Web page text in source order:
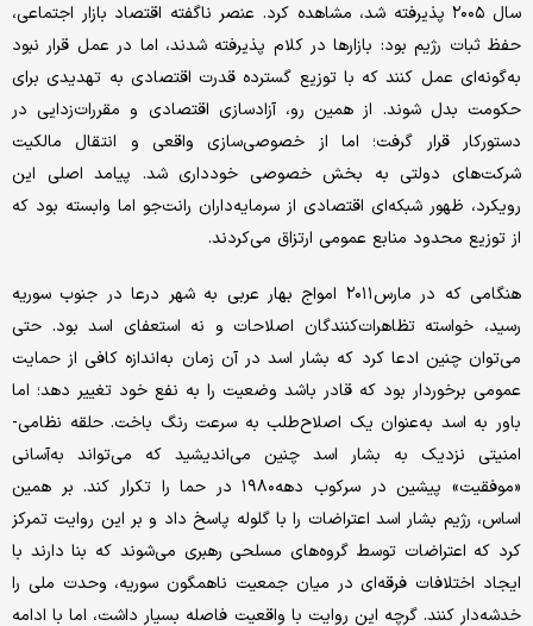
سال ۲۰۰۵ پذیرفته شد، مشاهده کرد. عنصر ناگفته اقتصاد بازار اجتماعی،
حفظ ثبات رژیم بود: بازارها در کلام پذیرفته شدند، اما در عمل قرار نبود
به‌گونه‌ای عمل کنند که با توزیع گسترده قدرت اقتصادی به تهدیدی برای
حکومت بدل شوند. از همین رو، آزادسازی اقتصادی و مقررات‌زدایی در
دستورکار قرار گرفت؛ اما از خصوصی‌سازی واقعی و انتقال مالکیت
شرکت‌های دولتی به بخش خصوصی خودداری شد. پیامد اصلی این
رویکرد، ظهور شبکه‌ای اقتصادی از سرمایه‌داران رانت‌جو اما وابسته بود که
از توزیع محدود منابع عمومی ارتزاق می‌کردند.
هنگامی که در مارس۲۰۱۱ امواج بهار عربی به شهر درعا در جنوب سوریه
رسید، خواسته تظاهرات‌کنندگان اصلاحات و نه استعفای اسد بود. حتی
می‌توان چنین ادعا کرد که بشار اسد در آن زمان به‌اندازه کافی از حمایت
عمومی برخوردار بود که قادر باشد وضعیت را به نفع خود تغییر دهد؛ اما
باور به اسد به‌عنوان یک اصلاح‌طلب به سرعت رنگ باخت. حلقه نظامی-
امنیتی نزدیک به بشار اسد چنین می‌اندیشید که می‌تواند به‌آسانی
«موفقیت» پیشین در سرکوب دهه۱۹۸۰ در حما را تکرار کند. بر همین
اساس، رژیم بشار اسد اعتراضات را با گلوله پاسخ داد و بر این روایت تمرکز
کرد که اعتراضات توسط گروه‌های مسلحی رهبری می‌شوند که بنا دارند با
ایجاد اختلافات فرقه‌ای در میان جمعیت ناهمگون سوریه، وحدت ملی را
خدشه‌دار کنند. گرچه این روایت با واقعیت فاصله بسیار داشت، اما با ادامه